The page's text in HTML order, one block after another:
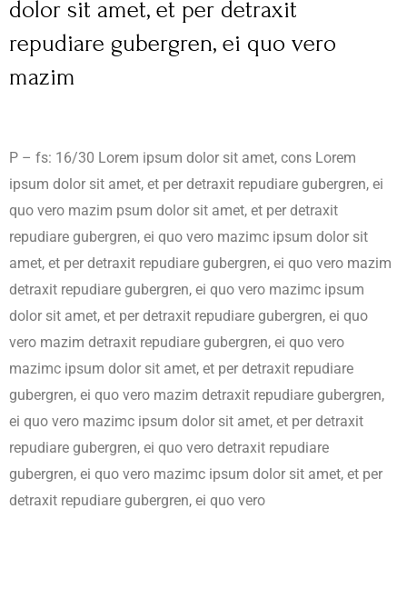
dolor sit amet, et per detraxit
repudiare gubergren, ei quo vero
mazim
P – fs: 16/30 Lorem ipsum dolor sit amet, cons Lorem
ipsum dolor sit amet, et per detraxit repudiare gubergren, ei
quo vero mazim psum dolor sit amet, et per detraxit
repudiare gubergren, ei quo vero mazimc ipsum dolor sit
amet, et per detraxit repudiare gubergren, ei quo vero mazim
detraxit repudiare gubergren, ei quo vero mazimc ipsum
dolor sit amet, et per detraxit repudiare gubergren, ei quo
vero mazim detraxit repudiare gubergren, ei quo vero
mazimc ipsum dolor sit amet, et per detraxit repudiare
gubergren, ei quo vero mazim detraxit repudiare gubergren,
ei quo vero mazimc ipsum dolor sit amet, et per detraxit
repudiare gubergren, ei quo vero detraxit repudiare
gubergren, ei quo vero mazimc ipsum dolor sit amet, et per
detraxit repudiare gubergren, ei quo vero